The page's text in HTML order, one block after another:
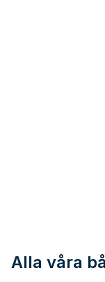
Alla våra